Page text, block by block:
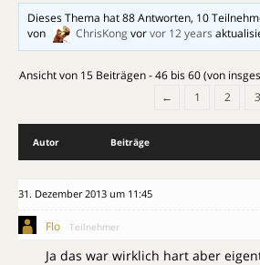
Dieses Thema hat 88 Antworten, 10
von
ChrisKong vorvor 12 years
Ansicht von 15 Beiträgen - 46 bis 60 (von
←
1 2 3
Autor Beiträge
31. Dezember 2013 um 11:45
Flo Teilnehmer
Ja das war wirklich hart aber